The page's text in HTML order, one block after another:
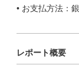
• お支払方法：
レポート概要